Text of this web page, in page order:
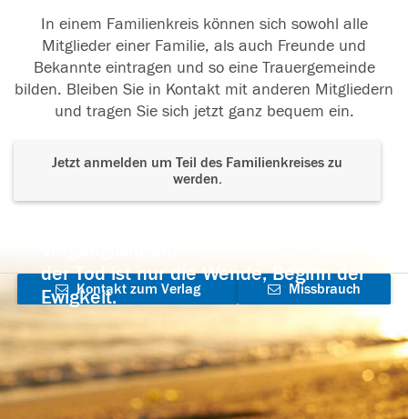
In einem Familienkreis können sich sowohl alle
Mitglieder einer Familie, als auch Freunde und
Bekannte eintragen und so eine Trauergemeinde
bilden. Bleiben Sie in Kontakt mit anderen Mitgliedern
und tragen Sie sich jetzt ganz bequem ein.
Jetzt anmelden um Teil des Familienkreises zu
werden.
der Tod ist nur die Wende, Beginn der
Ewigkeit.
Kontakt zum Verlag
aufnehmen
Missbrauch